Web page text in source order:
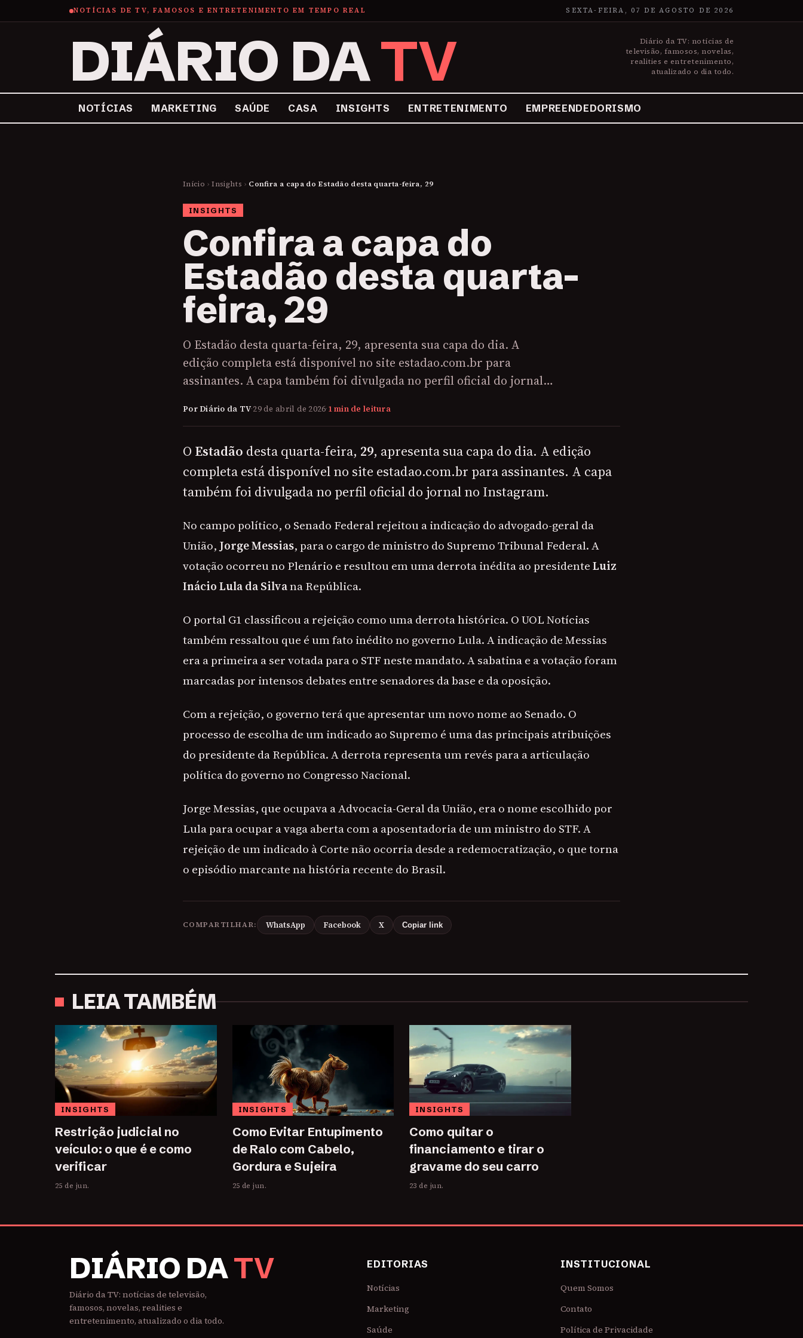
NOTÍCIAS DE TV, FAMOSOS E ENTRETENIMENTO EM TEMPO REAL SEXTA-FEIRA, 07 DE AGOSTO DE 2026
DIÁRIO DATV
Diário da TV: notícias de
televisão, famosos, novelas,
realities e entretenimento,
atualizado o dia todo.
NOTÍCIAS MARKETING SAÚDE CASA INSIGHTS ENTRETENIMENTO EMPREENDEDORISMO
Início › Insights › Confira a capa do Estadão desta quarta-feira, 29
INSIGHTS
Confira a capa do
Estadão desta quarta-
feira, 29
O Estadão desta quarta-feira, 29, apresenta sua capa do dia. A
edição completa está disponível no site estadao.com.br para
assinantes. A capa também foi divulgada no perfil oficial do jornal…
Por Diário da TV·29 de abril de 2026·1 min de leitura
O Estadão desta quarta-feira, 29, apresenta sua capa do dia. A edição
completa está disponível no site estadao.com.br para assinantes. A capa
também foi divulgada no perfil oficial do jornal no Instagram.
No campo político, o Senado Federal rejeitou a indicação do advogado-geral da
União, Jorge Messias, para o cargo de ministro do Supremo Tribunal Federal. A
votação ocorreu no Plenário e resultou em uma derrota inédita ao presidenteLuiz
Inácio Lula da Silvana República.
O portal G1 classificou a rejeição como uma derrota histórica. O UOL Notícias
também ressaltou que é um fato inédito no governo Lula. A indicação de Messias
era a primeira a ser votada para o STF neste mandato. A sabatina e a votação foram
marcadas por intensos debates entre senadores da base e da oposição.
Com a rejeição, o governo terá que apresentar um novo nome ao Senado. O
processo de escolha de um indicado ao Supremo é uma das principais atribuições
do presidente da República. A derrota representa um revés para a articulação
política do governo no Congresso Nacional.
Jorge Messias, que ocupava a Advocacia-Geral da União, era o nome escolhido por
Lula para ocupar a vaga aberta com a aposentadoria de um ministro do STF. A
rejeição de um indicado à Corte não ocorria desde a redemocratização, o que torna
o episódio marcante na história recente do Brasil.
COMPARTILHAR: WhatsApp Facebook X Copiar link
LEIA TAMBÉM
INSIGHTS
Restrição judicial no
veículo: o que é e como
verificar
25 de jun.
INSIGHTS
Como Evitar Entupimento
de Ralo com Cabelo,
Gordura e Sujeira
25 de jun.
INSIGHTS
Como quitar o
financiamento e tirar o
gravame do seu carro
23 de jun.
DIÁRIO DATV
Diário da TV: notícias de televisão,
famosos, novelas, realities e
entretenimento, atualizado o dia todo.
EDITORIAS
Notícias
Marketing
Saúde
INSTITUCIONAL
Quem Somos
Contato
Política de Privacidade